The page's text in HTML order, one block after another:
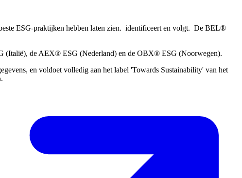
ESG-praktijken hebben laten zien. ​ identificeert en volgt. ​ De BEL®
(Italië), de AEX® ESG (Nederland) en de OBX® ESG (Noorwegen).
en voldoet volledig aan het label 'Towards Sustainability' van het